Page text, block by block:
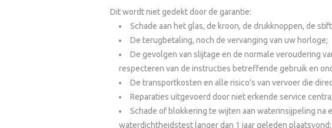
Dit wordt niet gedekt door de garantie:
Schade aan het glas, de kroon, de drukknoppen, de
De terugbetaling, noch de vervanging van uw horloge;
De gevolgen van slijtage en de normale veroudering
respecteren van de instructies betreffende gebruik en
De transportkosten en alle risico's van vervoer die
Reparaties uitgevoerd door niet erkende service
Schade of blokkering te wijten aan waterinsijpeling
waterdichtheidstest langer dan 1 jaar geleden plaatsvond;